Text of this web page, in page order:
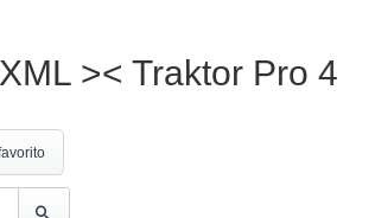
>< Traktor Pro 4